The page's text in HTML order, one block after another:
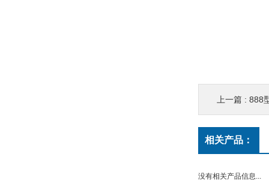
上一篇 : 888
相关产品：
没有相关产品信息...